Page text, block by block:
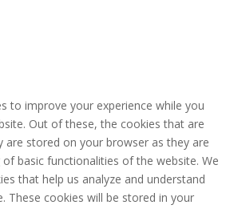
to improve your experience while you
Out of these, the cookies that are
are stored on your browser as they are
basic functionalities of the website. We
that help us analyze and understand
These cookies will be stored in your